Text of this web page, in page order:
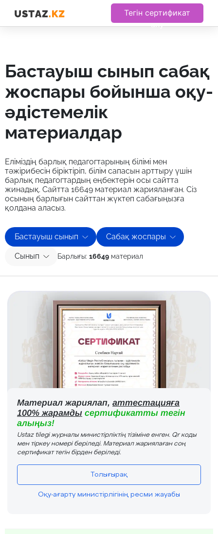
Тегін сертификат
алу
бастауыш сынып сабақ
жоспары бойынша оқу-
әдістемелік
материалдар
Еліміздің барлық педагогтарының білімі мен
тәжірибесін біріктіріп, білім сапасын арттыру үшін
барлық педагогтардың еңбектерін осы сайтта
жинадық. Сайтта 16649 материал жарияланған. Сіз
осының барлығын сайттан жүктеп сабағыңызға
қолдана аласыз.
Бастауыш сынып Сабақ жоспары
Сынып Барлығы: 16649 материал
Материал жариялап, аттестацияға
100% жарамды сертификатты тегін
алыңыз!
Ustaz tilegi журналы министірліктің тізіміне енген. Qr коды
мен тіркеу номері беріледі. Материал жариялаған соң
сертификат тегін бірден беріледі.
Толығырақ
Оқу-ағарту министірлігінің ресми жауабы